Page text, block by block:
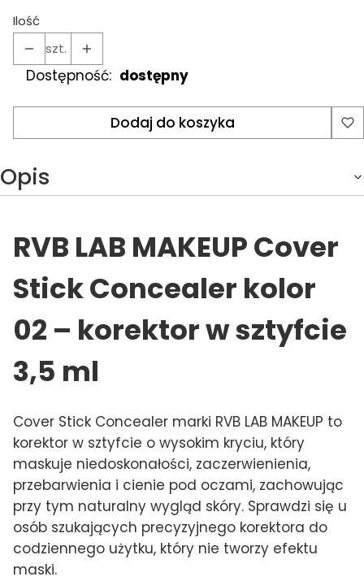
Ilość
szt.
Dostępność: dostępny
Dodaj do koszyka
Opis
RVB LAB MAKEUP Cover
Stick Concealer kolor
02 – korektor w sztyfcie
3,5 ml
Cover Stick Concealer marki RVB LAB MAKEUP to
korektor w sztyfcie o wysokim kryciu, który
maskuje niedoskonałości, zaczerwienienia,
przebarwienia i cienie pod oczami, zachowując
przy tym naturalny wygląd skóry. Sprawdzi się u
osób szukających precyzyjnego korektora do
codziennego użytku, który nie tworzy efektu
maski.